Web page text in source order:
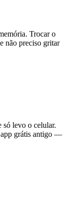
Trocar o
não preciso gritar
só levo o celular.
app grátis antigo —